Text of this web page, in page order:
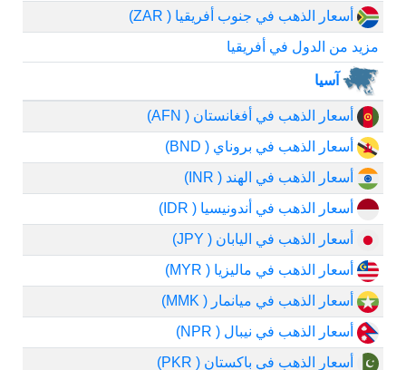
أسعار الذهب في جنوب أفريقيا ( ZAR)
مزيد من الدول في أفريقيا
آسيا
أسعار الذهب في أفغانستان ( AFN)
أسعار الذهب في بروناي ( BND)
أسعار الذهب في الهند ( INR)
أسعار الذهب في أندونيسيا ( IDR)
أسعار الذهب في اليابان ( JPY)
أسعار الذهب في ماليزيا ( MYR)
أسعار الذهب في ميانمار ( MMK)
أسعار الذهب في نيبال ( NPR)
أسعار الذهب في باكستان ( PKR)